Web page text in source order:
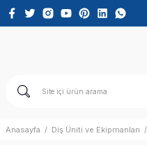
Anasayfa Diş Üniti ve Ekipmanları